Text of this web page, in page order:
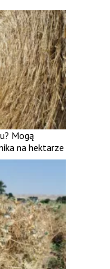
Mogą
na hektarze